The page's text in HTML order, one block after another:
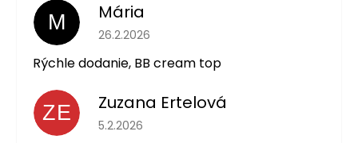
M Mária
Hodnotenie obchodu je 5 z 5 hviezdičiek.
26.2.2026
Rýchle dodanie, BB cream top
ZE Zuzana Ertelová
Hodnotenie obchodu je 5 z 5 hviezdičiek.
5.2.2026